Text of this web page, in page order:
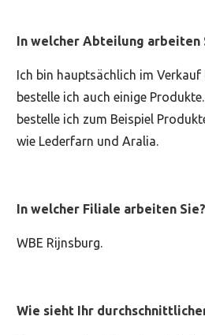
In welcher Abteilung arbeiten
Ich bin hauptsächlich im
bestelle ich auch einige
bestelle ich zum Beispiel
wie Lederfarn und Aralia.
In welcher Filiale arbeiten Sie?
WBE Rijnsburg.
Wie sieht Ihr